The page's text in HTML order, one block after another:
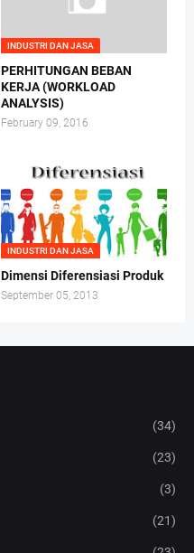
INDUSTRI DAN JASA
PERHITUNGAN BEBAN
KERJA (WORKLOAD
ANALYSIS)
February 09, 2016
INDUSTRI DAN JASA
Dimensi Diferensiasi Produk
September 05, 2013
(34)
(23)
(3)
(21)